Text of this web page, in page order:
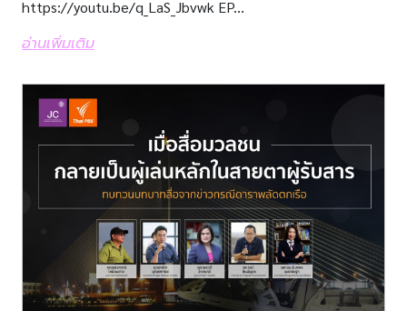
https://youtu.be/q_LaS_Jbvwk EP...
อ่านเพิ่มเติม